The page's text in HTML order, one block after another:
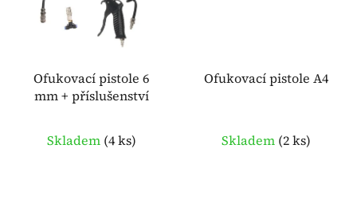
Ofukovací pistole 6
mm + příslušenství
Skladem (4 ks)
Ofukovací pistole A4
Skladem (2 ks)